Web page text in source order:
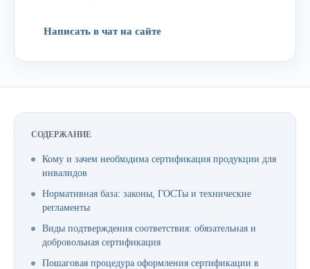
Написать в чат на сайте
СОДЕРЖАНИЕ
Кому и зачем необходима сертификация продукции для
инвалидов
Нормативная база: законы, ГОСТы и технические
регламенты
Виды подтверждения соответствия: обязательная и
добровольная сертификация
Пошаговая процедура оформления сертификации в